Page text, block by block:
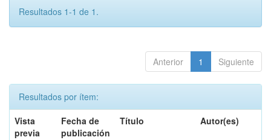
Resultados 1-1 de 1.
Anterior 1 Siguiente
Resultados por ítem:
Vista
previa
Fecha de
publicación
Título Autor(es)